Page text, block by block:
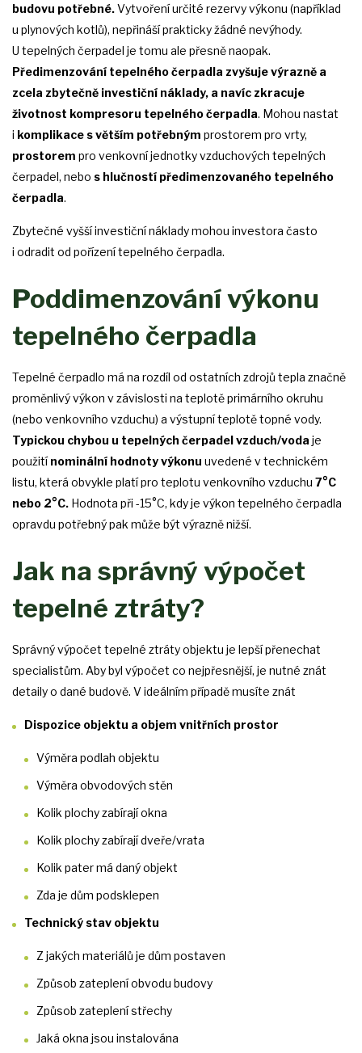
budovu potřebné.Vytvoření určité rezervy výkonu (například
u plynových kotlů), nepřináší prakticky žádné nevýhody.
U tepelných čerpadel je tomu ale přesně naopak.
Předimenzování tepelného čerpadla zvyšuje výrazně a
zcela zbytečně investiční náklady, a navíc zkracuje
životnost kompresoru tepelného čerpadla. Mohou nastat
i komplikace s větším potřebným prostorem pro vrty,
prostorem pro venkovní jednotky vzduchových tepelných
čerpadel, nebo s hlučností předimenzovaného tepelného
čerpadla.
Zbytečné vyšší investiční náklady mohou investora často
i odradit od pořízení tepelného čerpadla.
Poddimenzování výkonu
tepelného čerpadla
Tepelné čerpadlo má na rozdíl od ostatních zdrojů tepla značně
proměnlivý výkon v závislosti na teplotě primárního okruhu
(nebo venkovního vzduchu) a výstupní teplotě topné vody.
Typickou chybou u tepelných čerpadel vzduch/voda je
použitínominální hodnoty výkonu uvedené v technickém
listu, která obvykle platí pro teplotu venkovního vzduchu 7°C
nebo 2°C. Hodnota při -15°C, kdy je výkon tepelného čerpadla
opravdu potřebný pak může být výrazně nižší.
Jak na správný výpočet
tepelné ztráty?
Správný výpočet tepelné ztráty objektu je lepší přenechat
specialistům. Aby byl výpočet co nejpřesnější, je nutné znát
detaily o dané budově. V ideálním případě musíte znát
Dispozice objektu a objem vnitřních prostor
Výměra podlah objektu
Výměra obvodových stěn
Kolik plochy zabírají okna
Kolik plochy zabírají dveře/vrata
Kolik pater má daný objekt
Zda je dům podsklepen
Technický stav objektu
Z jakých materiálů je dům postaven
Způsob zateplení obvodu budovy
Způsob zateplení střechy
Jaká okna jsou instalována